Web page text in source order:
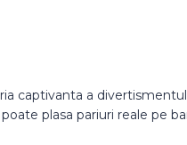
captivanta a
plasa pariuri reale pe